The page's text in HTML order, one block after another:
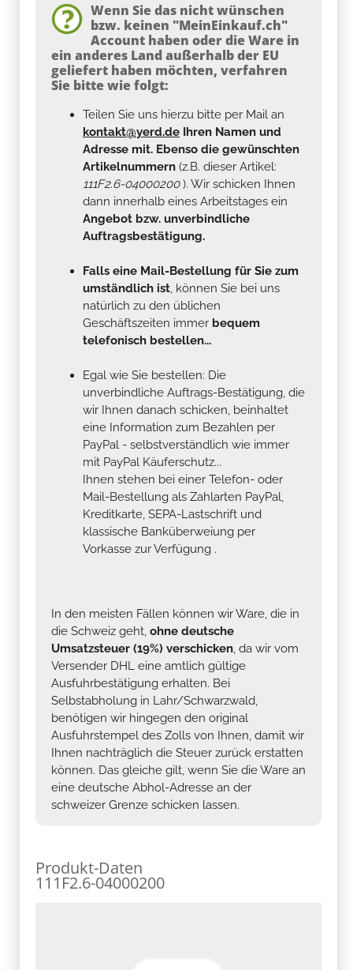
Wenn Sie das nicht wünschen
bzw. keinen "MeinEinkauf.ch"
Account haben oder die Ware in
ein anderes Land außerhalb der EU
geliefert haben möchten, verfahren
Sie bitte wie folgt:
Teilen Sie uns hierzu bitte per Mail an
kontakt@yerd.de Ihren Namen und
Adresse mit. Ebenso die gewünschten
Artikelnummern (z.B. dieser Artikel:
111F2.6-04000200). Wir schicken Ihnen
dann innerhalb eines Arbeitstages ein
Angebot bzw. unverbindliche
Auftragsbestätigung.
Falls eine Mail-Bestellung für Sie zum
umständlich ist, können Sie bei uns
natürlich zu den üblichen
Geschäftszeiten immer bequem
telefonisch bestellen...
Egal wie Sie bestellen: Die
unverbindliche Auftrags-Bestätigung, die
wir Ihnen danach schicken, beinhaltet
eine Information zum Bezahlen per
PayPal - selbstverständlich wie immer
mit PayPal Käuferschutz...
Ihnen stehen bei einer Telefon- oder
Mail-Bestellung als Zahlarten PayPal,
Kreditkarte, SEPA-Lastschrift und
klassische Banküberweiung per
Vorkasse zur Verfügung .
In den meisten Fällen können wir Ware, die in
die Schweiz geht, ohne deutsche
Umsatzsteuer (19%) verschicken, da wir vom
Versender DHL eine amtlich gültige
Ausfuhrbestätigung erhalten. Bei
Selbstabholung in Lahr/Schwarzwald,
benötigen wir hingegen den original
Ausfuhrstempel des Zolls von Ihnen, damit wir
Ihnen nachträglich die Steuer zurück erstatten
können. Das gleiche gilt, wenn Sie die Ware an
eine deutsche Abhol-Adresse an der
schweizer Grenze schicken lassen.
Produkt-Daten
111F2.6-04000200